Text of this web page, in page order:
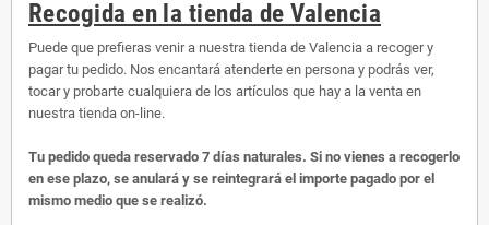
Recogida en la tienda de Valencia
Puede que prefieras venir a nuestra tienda de Valencia a recoger y
pagar tu pedido. Nos encantará atenderte en persona y podrás ver,
tocar y probarte cualquiera de los artículos que hay a la venta en
nuestra tienda on-line.
Tu pedido queda reservado 7 días naturales. Si no vienes a recogerlo
en ese plazo, se anulará y se reintegrará el importe pagado por el
mismo medio que se realizó.